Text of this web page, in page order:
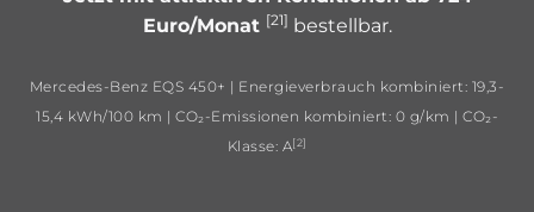
Euro/Monat [21] bestellbar.
Mercedes-Benz EQS 450+ | Energieverbrauch kombiniert: 19,3-
15,4 kWh/100 km | CO₂-Emissionen kombiniert: 0 g/km | CO₂-
Klasse: A[2]